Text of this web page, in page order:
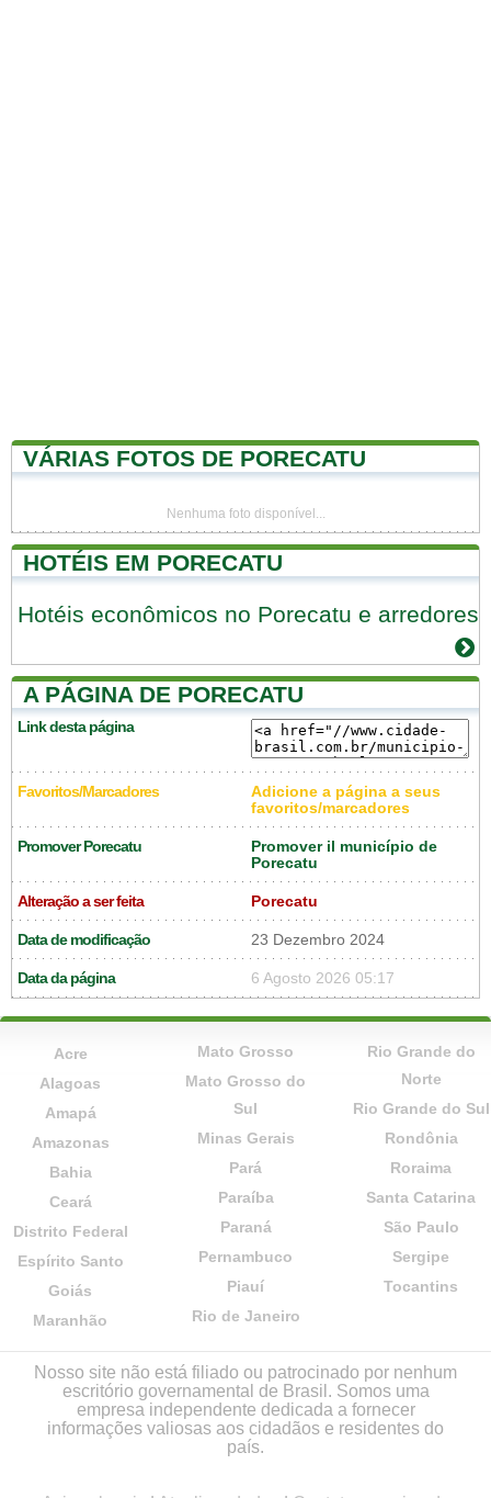
VÁRIAS FOTOS DE PORECATU
Nenhuma foto disponível...
HOTÉIS EM PORECATU
Hotéis econômicos no Porecatu e arredores
A PÁGINA DE PORECATU
Link desta página
Favoritos/Marcadores
Adicione a página a seus
favoritos/marcadores
Promover Porecatu
Promover il município de
Porecatu
Alteração a ser feita Porecatu
Data de modificação 23 Dezembro 2024
Data da página 6 Agosto 2026 05:17
Acre
Alagoas
Amapá
Amazonas
Bahia
Ceará
Distrito Federal
Espírito Santo
Goiás
Maranhão
Mato Grosso
Mato Grosso do
Sul
Minas Gerais
Pará
Paraíba
Paraná
Pernambuco
Piauí
Rio de Janeiro
Rio Grande do
Norte
Rio Grande do Sul
Rondônia
Roraima
Santa Catarina
São Paulo
Sergipe
Tocantins
Nosso site não está filiado ou patrocinado por nenhum
escritório governamental de Brasil. Somos uma
empresa independente dedicada a fornecer
informações valiosas aos cidadãos e residentes do
país.